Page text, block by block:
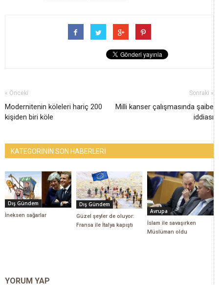
« Önceki
Modernitenin köleleri hariç 200
kişiden biri köle
Sonraki »
Milli kanser çalışmasında şaibe
iddiası
KATEGORİNİN SON HABERLERİ
Dış Gündem
İneksen sağarlar
Dış Gündem
Güzel şeyler de oluyor:
Fransa ile İtalya kapıştı
Avrupa
İslam ile savaşırken
Müslüman oldu
YORUM YAP